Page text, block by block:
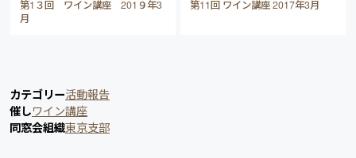
第1３回 ワイン講座 201９年3
月
第11回 ワイン講座 2017年3月
カテゴリー活動報告
催しワイン講座
同窓会組織東京支部